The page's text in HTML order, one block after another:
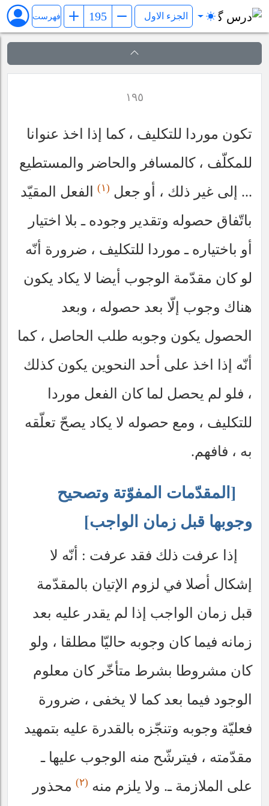
کفایة الاصول فهرست
١٩٥
تكون موردا للتكليف ، كما إذا اخذ عنوانا
للمكلّف ، كالمسافر والحاضر والمستطيع
... إلى غير ذلك ، أو جعل (١)
الفعل المقيّد
باتّفاق حصوله وتقدير وجوده ـ بلا اختيار
أو باختياره ـ موردا للتكليف ، ضرورة أنّه
لو كان مقدّمة الوجوب أيضا لا يكاد يكون
هناك وجوب إلّا بعد حصوله ، وبعد
الحصول يكون وجوبه طلب الحاصل ، كما
أنّه إذا اخذ على أحد النحوين يكون كذلك
، فلو لم يحصل لما كان الفعل موردا
للتكليف ، ومع حصوله لا يكاد يصحّ تعلّقه
به ، فافهم.
[المقدّمات المفوّتة وتصحيح
وجوبها قبل زمان الواجب]
إذا عرفت ذلك فقد عرفت : أنّه لا
إشكال أصلا في لزوم الإتيان بالمقدّمة
قبل زمان الواجب إذا لم يقدر عليه بعد
زمانه فيما كان وجوبه حاليّا مطلقا ، ولو
كان مشروطا بشرط متأخّر كان معلوم
الوجود فيما بعد كما لا يخفى ، ضرورة
فعليّة وجوبه وتنجّزه بالقدرة عليه بتمهيد
مقدّمته ، فيترشّح منه الوجوب عليها ـ
على الملازمة ـ. ولا يلزم منه (٢)
محذور